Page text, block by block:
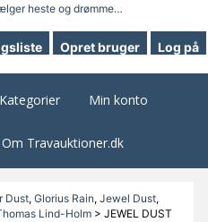
Opret bruger Log på
Kategorier Min konto
Om Travauktioner.dk
Dust, Glorius Rain, Jewel Dust,
Lind-Holm> JEWEL DUST